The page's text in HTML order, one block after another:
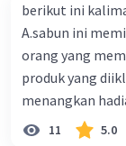
berikut ini
A.sabun ini
orang yang
produk yang
menangkan
11 5.0